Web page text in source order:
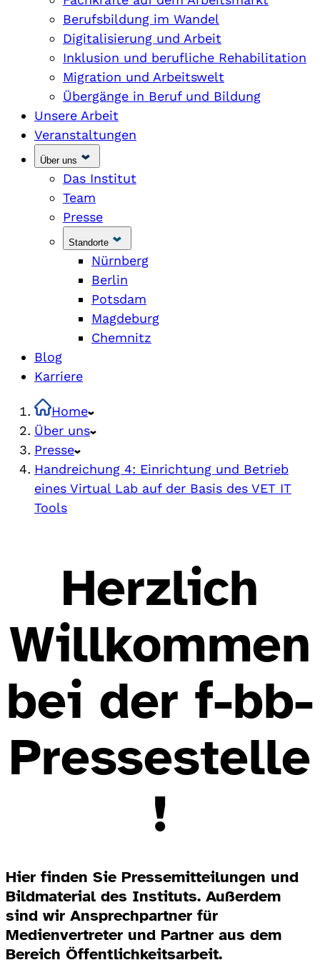
Berufsbildung im Wandel
Digitalisierung und Arbeit
Inklusion und berufliche Rehabilitation
Migration und Arbeitswelt
Übergänge in Beruf und Bildung
Unsere Arbeit
Veranstaltungen
Über uns
Das Institut
Team
Presse
Standorte
Nürnberg
Berlin
Potsdam
Magdeburg
Chemnitz
Blog
Karriere
Home
Über uns
Presse
Handreichung 4: Einrichtung und Betrieb
eines Virtual Lab auf der Basis des VET IT
Tools
Herzlich
Willkommen
bei der f-bb-
Pressestelle
!
Hier finden Sie Pressemitteilungen und
Bildmaterial des Instituts. Außerdem
sind wir Ansprechpartner für
Medienvertreter und Partner aus dem
Bereich Öffentlichkeitsarbeit.